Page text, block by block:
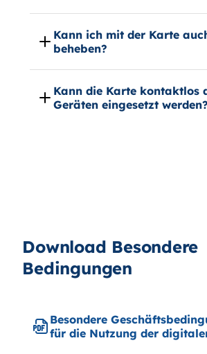
Kann ich mit der Karte
beheben?
Kann die Karte kontaktlos
Geräten eingesetzt werden?
Download Besondere
Bedingungen
Besondere
für die Nutzung der